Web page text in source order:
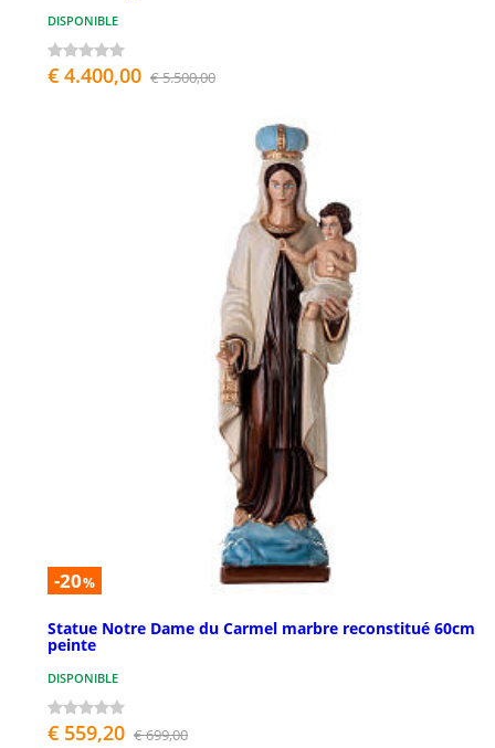
DISPONIBLE
€ 4.400,00 € 5.500,00
-20%
Statue Notre Dame du Carmel marbre reconstitué 60cm
peinte
DISPONIBLE
€ 559,20 € 699,00